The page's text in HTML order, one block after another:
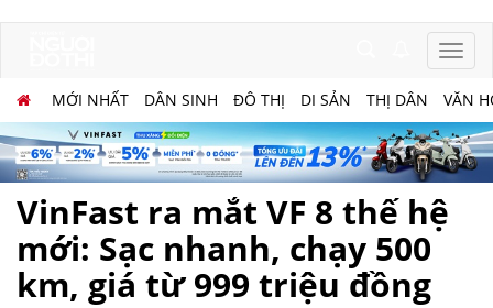
MỚI NHẤT DÂN SINH ĐÔ THỊ DI SẢN THỊ DÂN VĂN
VinFast ra mắt VF 8 thế hệ
mới: Sạc nhanh, chạy 500
km, giá từ 999 triệu đồng